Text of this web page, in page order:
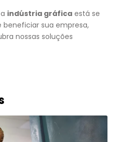
indústria gráfica está se
sua empresa,
nossas soluções